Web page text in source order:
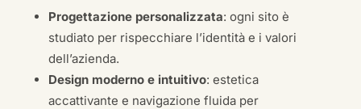
Progettazione personalizzata: ogni sito è
studiato per rispecchiare l’identità e i valori
dell’azienda.
Design moderno e intuitivo: estetica
accattivante e navigazione fluida per